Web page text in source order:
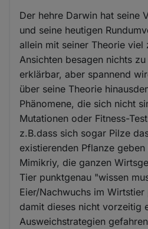
Der hehre Darwin hat seine
und seine heutigen
allein mit seiner Theorie viel
Ansichten besagen nichts zu
erklärbar, aber spannend
über seine Theorie
Phänomene, die sich nicht
Mutationen oder Fitness-
z.B.dass sich sogar Pilze
existierenden Pflanze
Mimikriy, die ganzen
Tier punktgenau "wissen
Eier/Nachwuchs im Wirtstier
damit dieses nicht vorzeitig
Ausweichstrategien